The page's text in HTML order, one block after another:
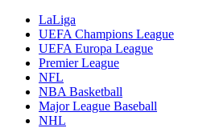
LaLiga
UEFA Champions League
UEFA Europa League
Premier League
NFL
NBA Basketball
Major League Baseball
NHL